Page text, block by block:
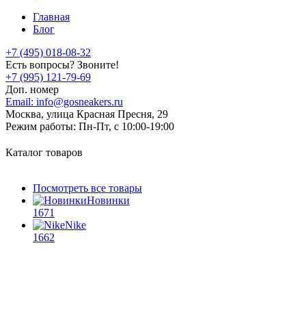
Главная
Блог
+7 (495) 018-08-32
Есть вопросы? Звоните!
+7 (995) 121-79-69
Доп. номер
Email: info@gosneakers.ru
Москва, улица Красная Пресня, 29
Режим работы: Пн-Пт, с 10:00-19:00
Каталог товаров
Посмотреть все товары
Новинки
1671
Nike
1662